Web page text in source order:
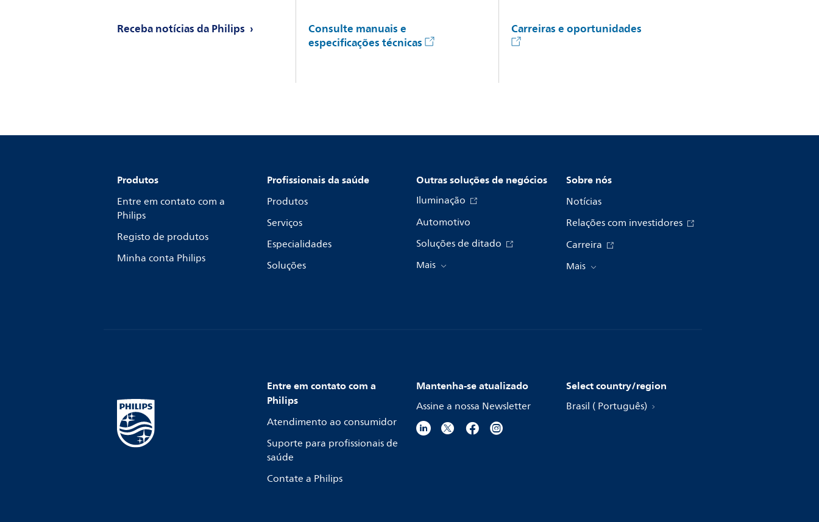
Receba notícias da Philips Consulte manuais e
especificações técnicas
Carreiras e oportunidades
Produtos
Entre em contato com a
Philips
Registo de produtos
Minha conta Philips
Profissionais da saúde
Produtos
Serviços
Especialidades
Soluções
Outras soluções de negócios
Iluminação
Automotivo
Soluções de ditado
Mais
Sobre nós
Notícias
Relações com investidores
Carreira
Mais
Entre em contato com a
Philips
Atendimento ao consumidor
Suporte para profissionais de
saúde
Contate a Philips
Mantenha-se atualizado
Assine a nossa Newsletter
Select country/region
Brasil ( Português)